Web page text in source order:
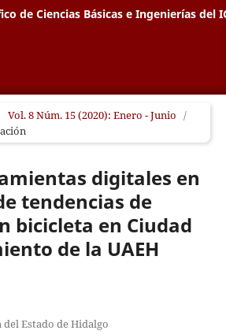
de Ciencias Básicas e Ingenierías del
Vol. 8 Núm. 15 (2020): Enero - Junio /
digitales en
tendencias de
bicicleta en Ciudad
de la UAEH
Estado de Hidalgo